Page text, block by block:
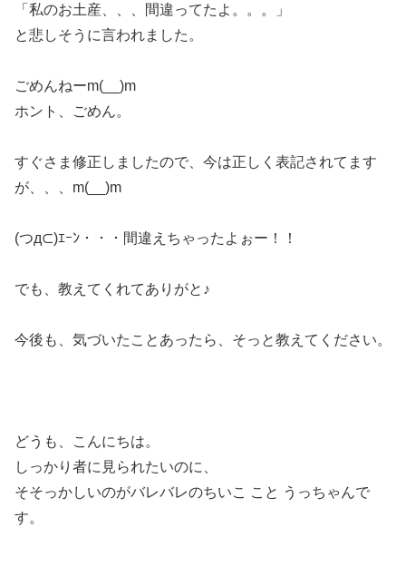
「私のお土産、、、間違ってたよ。。。」
と悲しそうに言われました。
ごめんねーm(__)m
ホント、ごめん。
すぐさま修正しましたので、今は正しく表記されてます
が、、、m(__)m
(つд⊂)ｴｰﾝ・・・間違えちゃったよぉー！！
でも、教えてくれてありがと♪
今後も、気づいたことあったら、そっと教えてください。
どうも、こんにちは。
しっかり者に見られたいのに、
そそっかしいのがバレバレのちいこ こと うっちゃんで
す。